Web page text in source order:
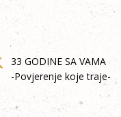
33 GODINE SA VAMA
-Povjerenje koje traje-